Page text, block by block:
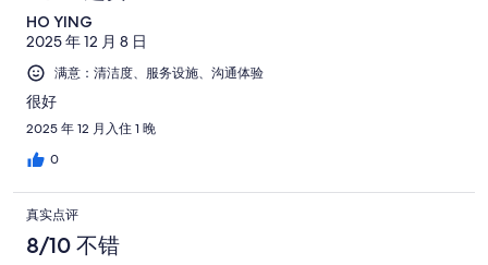
HO YING
2025 年 12 月 8 日
满意：清洁度、服务设施、沟通体验
很好
2025 年 12 月入住 1 晚
0
真实点评
8/10 不错